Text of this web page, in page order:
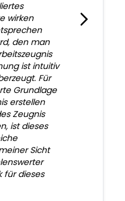
wirken
den man
ist intuitiv
Für
Grundlage
erstellen
Zeugnis
ist dieses
Sicht
für dieses